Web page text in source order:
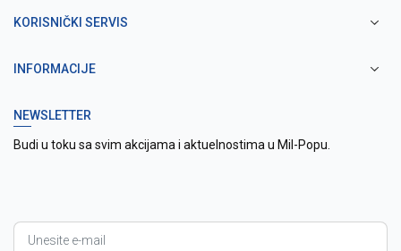
KORISNIČKI SERVIS
INFORMACIJE
NEWSLETTER
Budi u toku sa svim akcijama i aktuelnostima u Mil-Popu.